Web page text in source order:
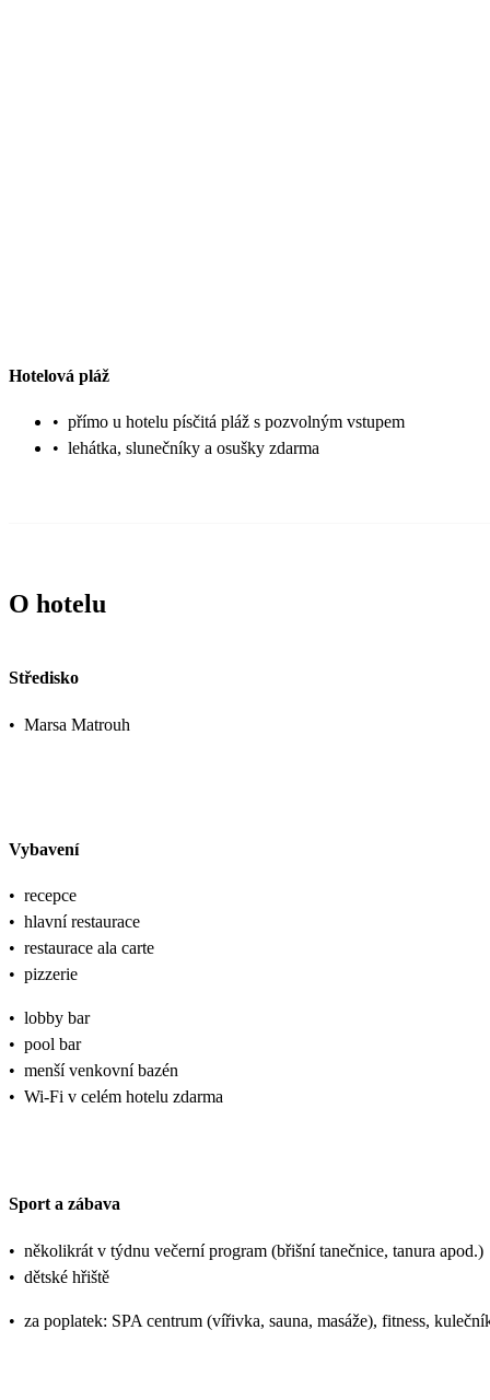
Hotelová pláž
• přímo u hotelu písčitá pláž s pozvolným vstupem
• lehátka, slunečníky a osušky zdarma
O hotelu
Středisko
• Marsa Matrouh
Vybavení
• recepce
• hlavní restaurace
• restaurace ala carte
• pizzerie
• lobby bar
• pool bar
• menší venkovní bazén
• Wi-Fi v celém hotelu zdarma
Sport a zábava
• několikrát v týdnu večerní program (břišní tanečnice, tanura apod.)
• dětské hřiště
• za poplatek: SPA centrum (vířivka, sauna, masáže), fitness,